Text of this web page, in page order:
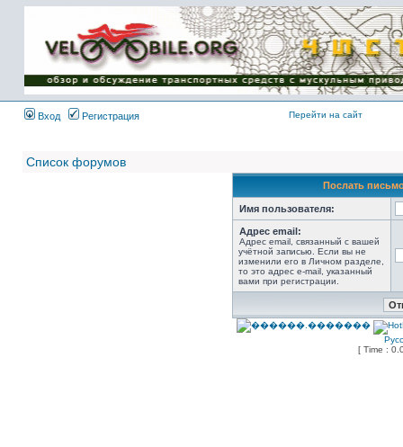
Имя пользователя:
Пароль:
{ LOG_ME_IN_SHORT
}
Вход
Регистрация Перейти на сайт
Список форумов
Послать
Имя пользователя:
Адрес email:
Адрес email, связанный с вашей
учётной записью. Если вы не
изменили его в Личном разделе,
то это адрес e-mail, указанный
вами при регистрации.
[ Time :